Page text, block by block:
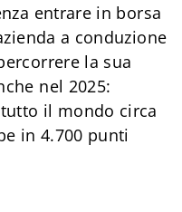
entrare in borsa
a conduzione
la sua
nel 2025:
il mondo circa
in 4.700 punti